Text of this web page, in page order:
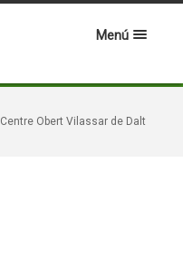
Menú
Centre Obert Vilassar de Dalt